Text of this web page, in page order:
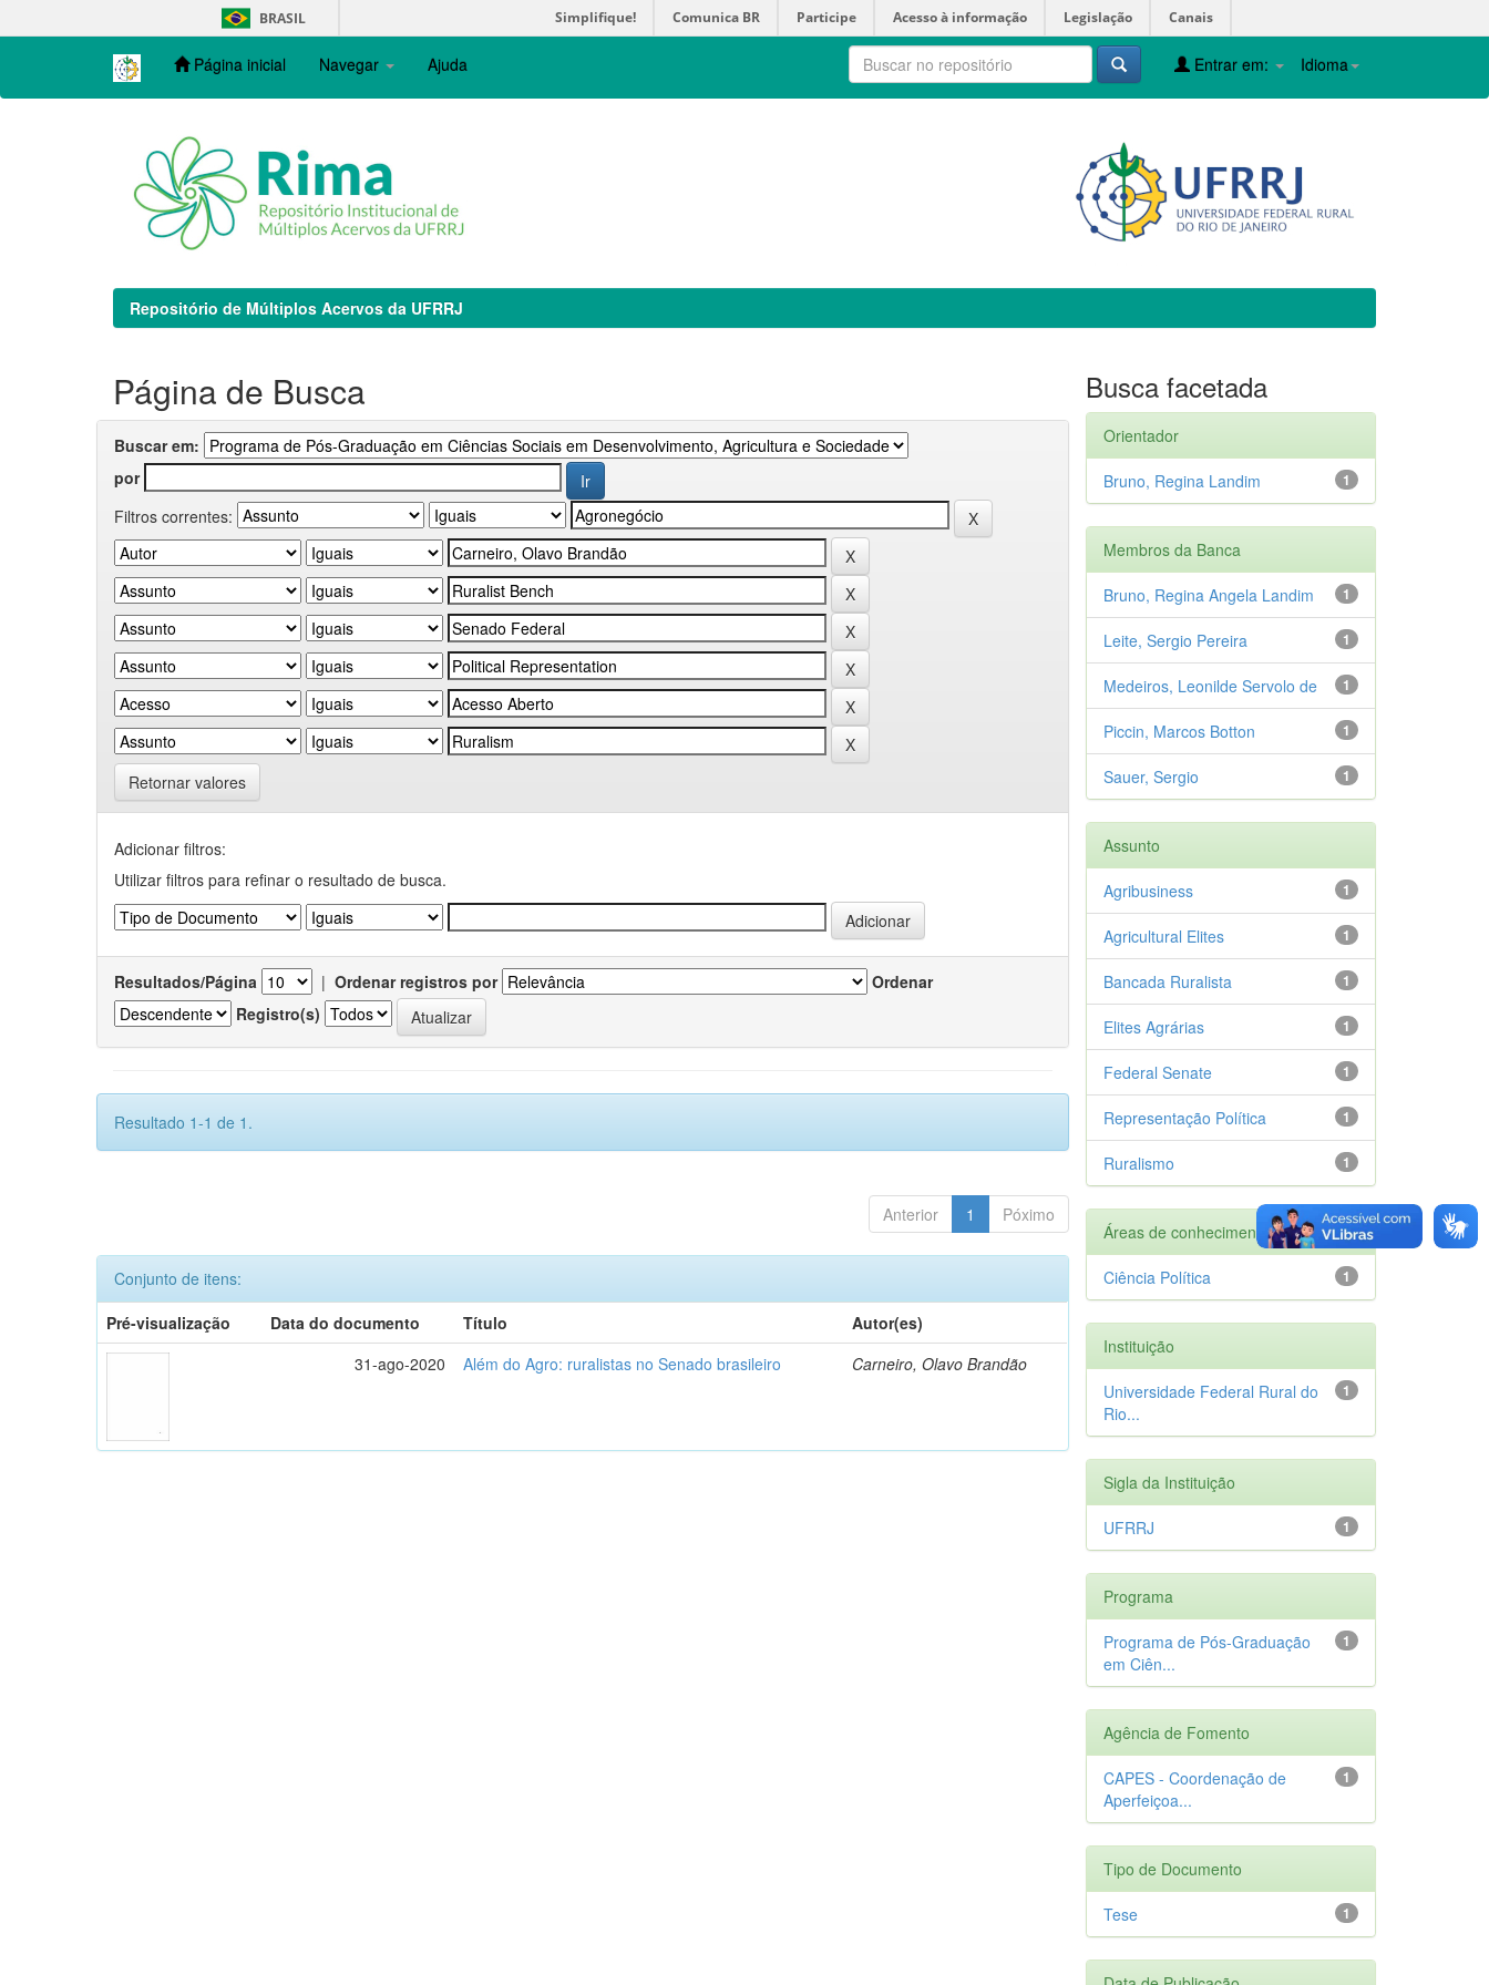
navigation
BRASIL Simplifique! Comunica BR Participe Acesso à informação Legislação Canais
Página inicial Navegar Ajuda Idioma
Entrar em:
Repositório de Múltiplos Acervos da UFRRJ
Página de Busca
Buscar em:
por
Filtros correntes:
Retornar valores
Adicionar filtros:
Utilizar filtros para refinar o resultado de busca.
Resultados/Página | Ordenar registros por
Ordenar
Registro(s)
Resultado 1-1 de 1.
Anterior 1 Póximo
Conjunto de itens:
Pré-visualização
Data do documento Título
Autor(es)
31-ago-2020
Além do Agro: ruralistas no Senado brasileiro Carneiro, Olavo Brandão
Busca facetada
Orientador
1
Bruno, Regina Landim
Membros da Banca
1
Bruno, Regina Angela Landim
1
Leite, Sergio Pereira
1
Medeiros, Leonilde Servolo de
1
Piccin, Marcos Botton
1
Sauer, Sergio
Assunto
1
Agribusiness
1
Agricultural Elites
1
Bancada Ruralista
1
Elites Agrárias
1
Federal Senate
1
Representação Política
1
Ruralismo
Áreas de conhecimento
1
Ciência Política
Instituição
1
Universidade Federal Rural do
Rio...
Sigla da Instituição
1
UFRRJ
Programa
1
Programa de Pós-Graduação
em Ciên...
Agência de Fomento
1
CAPES - Coordenação de
Aperfeiçoa...
Tipo de Documento
1
Tese